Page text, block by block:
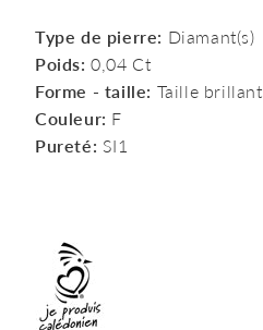
Type de pierre: Diamant(s)
Poids: 0,04 Ct
Forme - taille: Taille brillant
Couleur: F
Pureté: SI1